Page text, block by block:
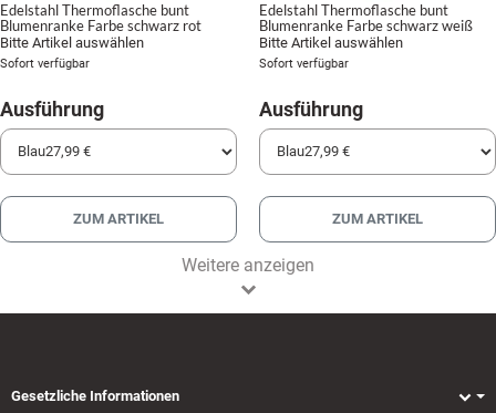
Edelstahl Thermoflasche bunt
Blumenranke Farbe schwarz rot
Bitte Artikel auswählen
Sofort verfügbar
Ausführung
ZUM ARTIKEL
Edelstahl Thermoflasche bunt
Blumenranke Farbe schwarz weiß
Bitte Artikel auswählen
Sofort verfügbar
Ausführung
ZUM ARTIKEL
Weitere anzeigen
Gesetzliche Informationen